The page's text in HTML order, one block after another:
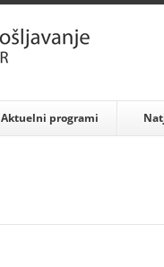
Aktuelni programi